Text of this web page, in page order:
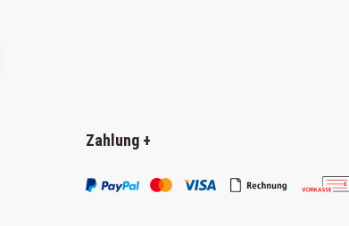
Zahlung +